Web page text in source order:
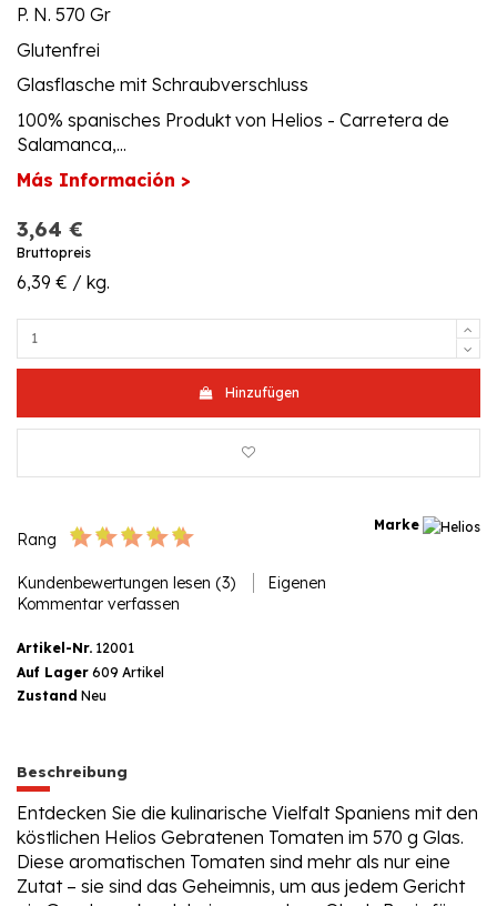
P. N. 570 Gr
Glutenfrei
Glasflasche mit Schraubverschluss
100% spanisches Produkt von Helios - Carretera de
Salamanca,...
Más Información >
3,64 €
Bruttopreis
6,39 € / kg.
Hinzufügen
Marke
Rang
Kundenbewertungen lesen (3)
Eigenen
Kommentar verfassen
Artikel-Nr. 12001
Auf Lager 609 Artikel
Zustand Neu
Beschreibung
Entdecken Sie die kulinarische Vielfalt Spaniens mit den
köstlichen Helios Gebratenen Tomaten im 570 g Glas.
Diese aromatischen Tomaten sind mehr als nur eine
Zutat – sie sind das Geheimnis, um aus jedem Gericht